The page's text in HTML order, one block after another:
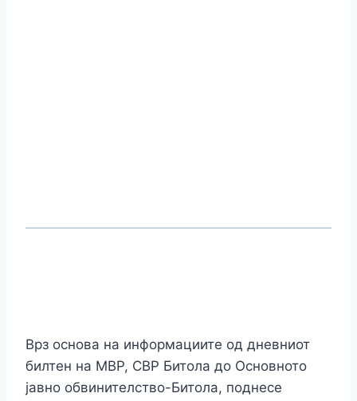
Врз основа на информациите од дневниот
билтен на МВР, СВР Битола до Основното
јавно обвинителство-Битола, поднесе